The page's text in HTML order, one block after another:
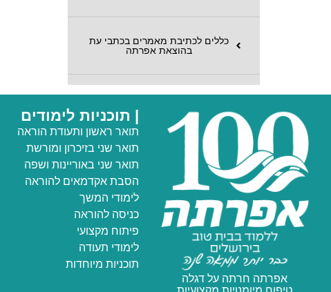
כללים לכתיבת מאמרים בכתבי עת
בהוצאת אפרתה
אפרתה חרתה על דגלה
| תוכניות לימודים
תואר ראשון ותעודת הוראה
תואר שני בזיכרון ומורשת
תואר שני באוריינות ושפה
הסבת אקדמאים להוראה
לימודי המשך
כניסה להוראה
פיתוח מקצועי
לימודי תעודה
תוכניות מיוחדות